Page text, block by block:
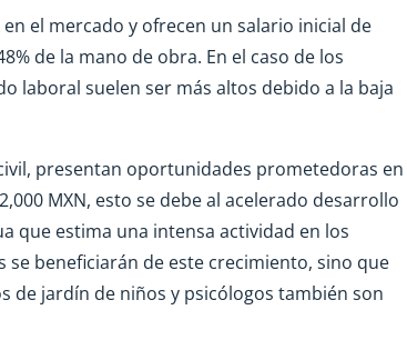
el mercado y ofrecen un salario inicial de
de la mano de obra. En el caso de los
laboral suelen ser más altos debido a la baja
presentan oportunidades prometedoras en
MXN, esto se debe al acelerado desarrollo
que estima una intensa actividad en los
beneficiarán de este crecimiento, sino que
de jardín de niños y psicólogos también son